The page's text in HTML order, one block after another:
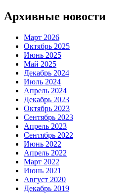
Архивные новости
Март 2026
Октябрь 2025
Июнь 2025
Май 2025
Декабрь 2024
Июль 2024
Апрель 2024
Декабрь 2023
Октябрь 2023
Сентябрь 2023
Апрель 2023
Сентябрь 2022
Июнь 2022
Апрель 2022
Март 2022
Июнь 2021
Август 2020
Декабрь 2019